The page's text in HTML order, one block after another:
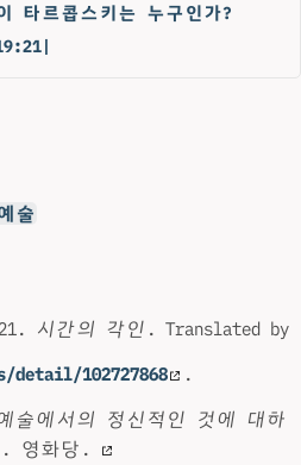
타르콥스키는 누구인가?
술
시간의 각인 . Translated by
detail/102727868
.
술에서의 정신적인 것에 대하
. 영화당.